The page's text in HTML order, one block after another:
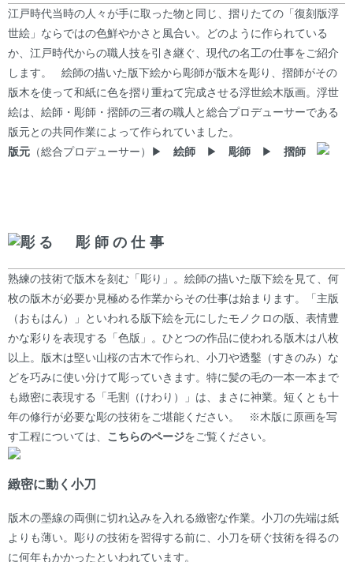
江戸時代当時の人々が手に取った物と同じ、摺りたての「復刻版浮
世絵」ならではの色鮮やかさと風合い。どのように作られている
か、江戸時代からの職人技を引き継ぐ、現代の名工の仕事をご紹介
します。 絵師の描いた版下絵から彫師が版木を彫り、摺師がその
版木を使って和紙に色を摺り重ねて完成させる浮世絵木版画。浮世
絵は、絵師・彫師・摺師の三者の職人と総合プロデューサーである
版元との共同作業によって作られていました。
版元 （総合プロデューサー）▶ 絵師 ▶ 彫師 ▶ 摺師
彫る 彫師の仕事
熟練の技術で版木を刻む「彫り」。絵師の描いた版下絵を見て、何
枚の版木が必要か見極める作業からその仕事は始まります。「主版
（おもはん）」といわれる版下絵を元にしたモノクロの版、表情豊
かな彩りを表現する「色版」。ひとつの作品に使われる版木は八枚
以上。版木は堅い山桜の古木で作られ、小刀や透鑿（すきのみ）な
どを巧みに使い分けて彫っていきます。特に髪の毛の一本一本まで
も緻密に表現する「毛割（けわり）」は、まさに神業。短くとも十
年の修行が必要な彫の技術をご堪能ください。 ※木版に原画を写
す工程については、 こちらのページをご覧ください。
緻密に動く小刀
版木の墨線の両側に切れ込みを入れる緻密な作業。小刀の先端は紙
よりも薄い。彫りの技術を習得する前に、小刀を研ぐ技術を得るの
に何年もかかったといわれています。